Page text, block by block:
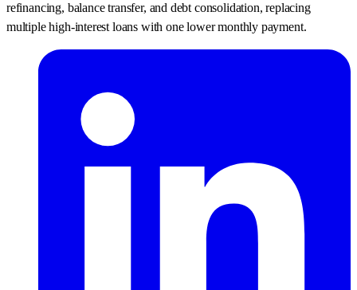
refinancing, balance transfer, and debt consolidation, replacing
multiple high-interest loans with one lower monthly payment.